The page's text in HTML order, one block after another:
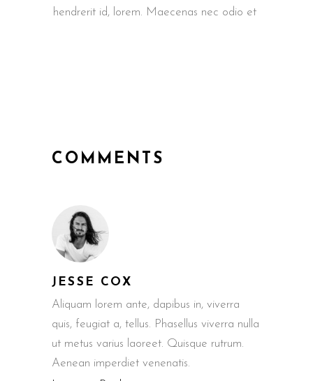
hendrerit id, lorem. Maecenas nec odio et
COMMENTS
JESSE COX
Aliquam lorem ante, dapibus in, viverra
quis, feugiat a, tellus. Phasellus viverra nulla
ut metus varius laoreet. Quisque rutrum.
Aenean imperdiet venenatis.